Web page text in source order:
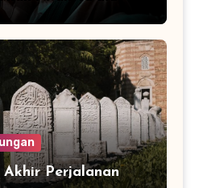
Akhir Perjalanan